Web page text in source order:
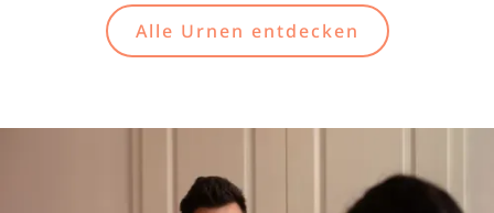
Alle Urnen entdecken